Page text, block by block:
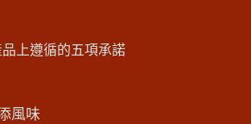
上遵循的五項承諾
風味